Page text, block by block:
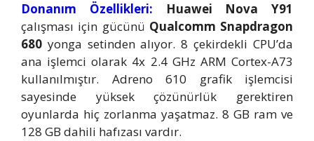
Donanım Özellikleri:
Huawei Nova Y91
çalışması için gücünü Qualcomm Snapdragon
680 yonga setinden alıyor. 8 çekirdekli CPU’da
ana işlemci olarak 4x 2.4 GHz ARM Cortex-A73
kullanılmıştır. Adreno 610 grafik işlemcisi
sayesinde yüksek çözünürlük gerektiren
oyunlarda hiç zorlanma yaşatmaz. 8 GB ram ve
128 GB dahili hafızası vardır.